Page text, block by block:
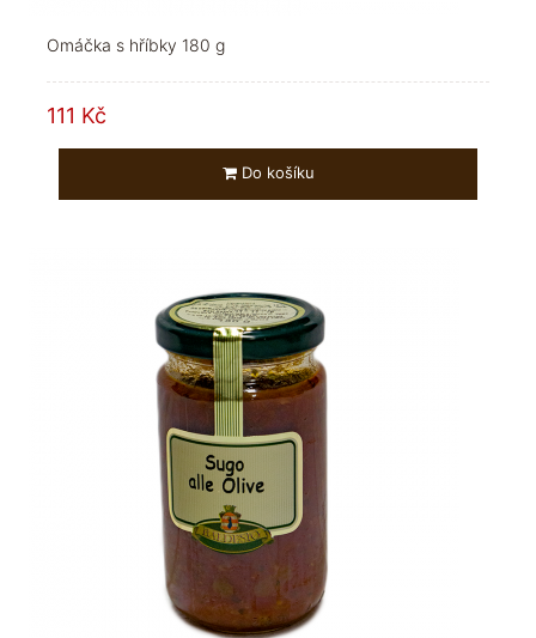
Omáčka s hříbky 180 g
111 Kč
Do košíku